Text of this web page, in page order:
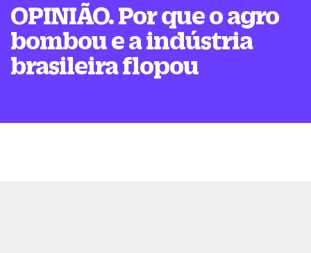
OPINIÃO. Por que o agro
bombou e a indústria
brasileira flopou